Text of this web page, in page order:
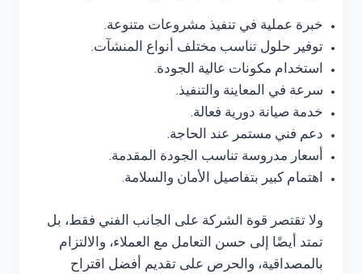
خبرة عملية في تنفيذ مشروعات متنوعة.
توفير حلول تناسب مختلف أنواع المنشآت.
استخدام مكونات عالية الجودة.
سرعة في المعاينة والتنفيذ.
خدمة صيانة دورية فعالة.
دعم فني مستمر عند الحاجة.
أسعار مدروسة تناسب الجودة المقدمة.
اهتمام كبير بتفاصيل الأمان والسلامة.
ولا تقتصر قوة الشركة على الجانب الفني فقط، بل
تمتد أيضًا إلى حسن التعامل مع العملاء، والالتزام
بالمصداقية، والحرص على تقديم أفضل اقتراح